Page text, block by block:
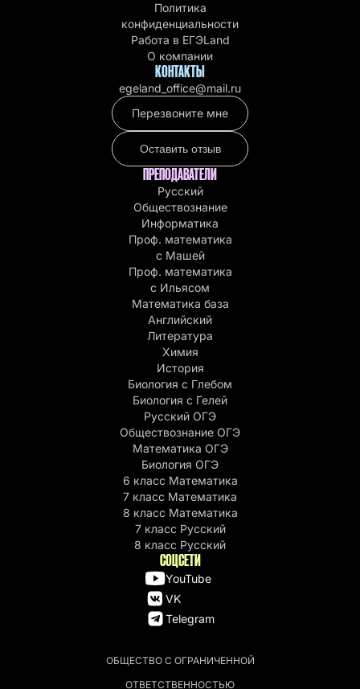
ОБЩЕСТВО С ОГРАНИЧЕННОЙ
ОТВЕТСТВЕННОСТЬЮ
Политика
конфиденциальности
Работа в EГЭLand
О компании
КОНТАКТЫ
egeland_office@mail.ru
Перезвоните мне
Оставить отзыв
ПРЕПОДАВАТЕЛИ
Русский
Обществознание
Информатика
Проф. математика
с Машей
Проф. математика
c Ильясом
Математика база
Английский
Литература
Химия
История
Биология с Глебом
Биология с Гелей
Русский ОГЭ
Обществознание ОГЭ
Математика ОГЭ
Биология ОГЭ
6 класс Математика
7 класс Математика
8 класс Математика
7 класс Русский
8 класс Русский
СОЦСЕТИ
YouTube
VK
Telegram